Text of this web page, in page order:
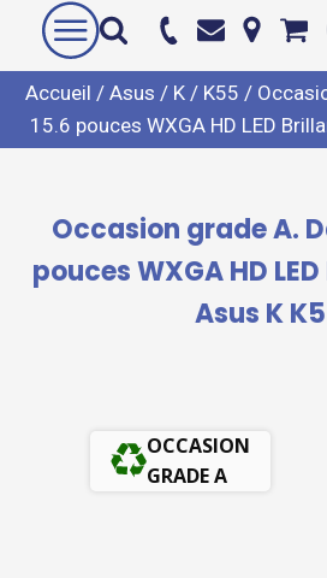
Accueil / Asus / K / K55 /
15.6 pouces WXGA HD LED
Occasion grade A.
pouces WXGA HD
Asus K
OCCASION
GRADE A